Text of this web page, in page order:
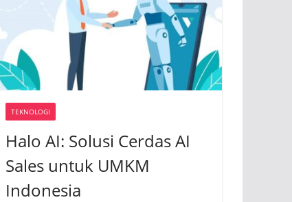
TEKNOLOGI
Halo AI: Solusi Cerdas AI
Sales untuk UMKM
Indonesia